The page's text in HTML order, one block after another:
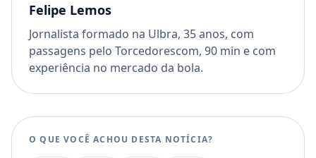
Felipe Lemos
Jornalista formado na Ulbra, 35 anos, com
passagens pelo Torcedorescom, 90 min e com
experiência no mercado da bola.
O QUE VOCÊ ACHOU DESTA NOTÍCIA?